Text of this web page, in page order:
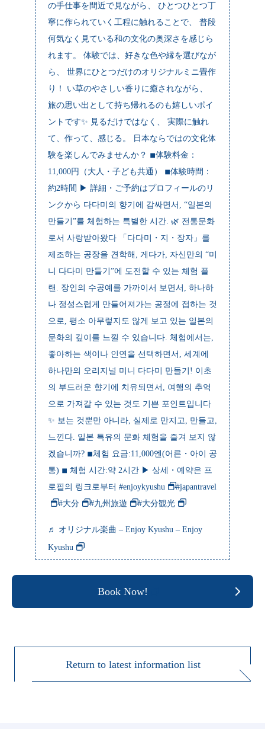
の手仕事を間近で見ながら、 ひとつひとつ丁
寧に作られていく工程に触れることで、 普段
何気なく見ている和の文化の奥深さを感じら
れます。 体験では、好きな色や縁を選びなが
ら、 世界にひとつだけのオリジナルミニ畳作
り！ い草のやさしい香りに癒されながら、
旅の思い出として持ち帰れるのも嬉しいポイ
ントです✨ 見るだけではなく、 実際に触れ
て、作って、感じる。 日本ならではの文化体
験を楽しんでみませんか？ ◾︎体験料金：
11,000円（大人・子ども共通） ◾︎体験時間：
約2時間 ▶︎ 詳細・ご予約はプロフィールのリ
ンクから 다다미의 향기에 감싸면서, “일본의
만들기”를 체험하는 특별한 시간. 🌿 전통문화
로서 사랑받아왔다 「다다미・지・장자」를
제조하는 공장을 견학해, 게다가, 자신만의 “미
니 다다미 만들기”에 도전할 수 있는 체험 플
랜. 장인의 수공예를 가까이서 보면서, 하나하
나 정성스럽게 만들어져가는 공정에 접하는 것
으로, 평소 아무렇지도 않게 보고 있는 일본의
문화의 깊이를 느낄 수 있습니다. 체험에서는,
좋아하는 색이나 인연을 선택하면서, 세계에
하나만의 오리지널 미니 다다미 만들기! 이초
의 부드러운 향기에 치유되면서, 여행의 추억
으로 가져갈 수 있는 것도 기쁜 포인트입니다
✨ 보는 것뿐만 아니라, 실제로 만지고, 만들고,
느낀다. 일본 특유의 문화 체험을 즐겨 보지 않
겠습니까? ◾︎체험 요금:11,000엔(어른・아이 공
통) ◾︎ 체험 시간:약 2시간 ▶︎ 상세・예약은 프
로필의 링크로부터 #enjoykyushu
#japantravel
#大分
#九州旅遊 #大分観光
♬ オリジナル楽曲 – Enjoy Kyushu – Enjoy
Kyushu
Book Now!
Return to latest information list